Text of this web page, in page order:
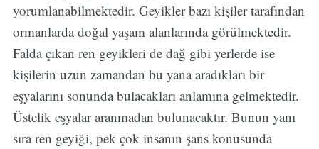
yorumlanabilmektedir. Geyikler bazı kişiler tarafından
ormanlarda doğal yaşam alanlarında görülmektedir.
Falda çıkan ren geyikleri de dağ gibi yerlerde ise
kişilerin uzun zamandan bu yana aradıkları bir
eşyalarını sonunda bulacakları anlamına gelmektedir.
Üstelik eşyalar aranmadan bulunacaktır. Bunun yanı
sıra ren geyiği, pek çok insanın şans konusunda